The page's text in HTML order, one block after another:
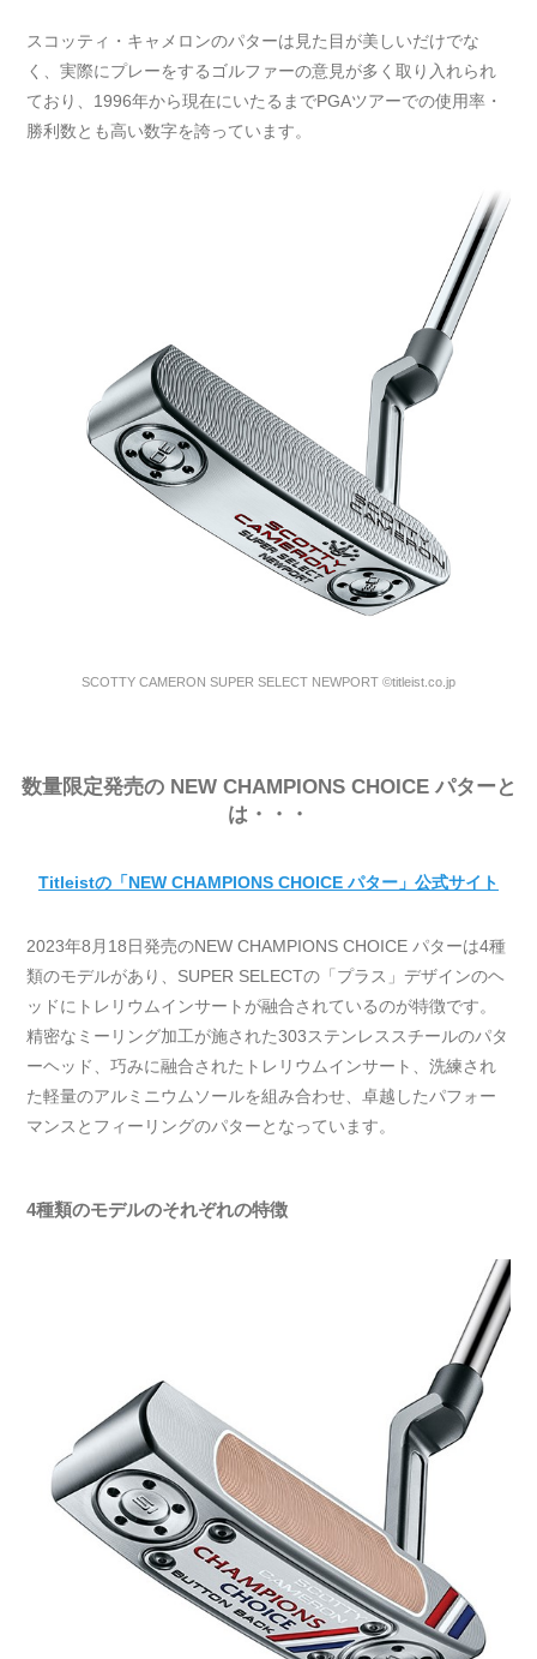
スコッティ・キャメロンのパターは見た目が美しいだけでな
く、実際にプレーをするゴルファーの意見が多く取り入れられ
ており、1996年から現在にいたるまでPGAツアーでの使用率・
勝利数とも高い数字を誇っています。
SCOTTY CAMERON SUPER SELECT NEWPORT ©titleist.co.jp
数量限定発売の NEW CHAMPIONS CHOICE パターと
は・・・
Titleistの「NEW CHAMPIONS CHOICE パター」公式サイト
2023年8月18日発売のNEW CHAMPIONS CHOICE パターは4種
類のモデルがあり、SUPER SELECTの「プラス」デザインのヘ
ッドにトレリウムインサートが融合されているのが特徴です。
精密なミーリング加工が施された303ステンレススチールのパタ
ーヘッド、巧みに融合されたトレリウムインサート、洗練され
た軽量のアルミニウムソールを組み合わせ、卓越したパフォー
マンスとフィーリングのパターとなっています。
4種類のモデルのそれぞれの特徴